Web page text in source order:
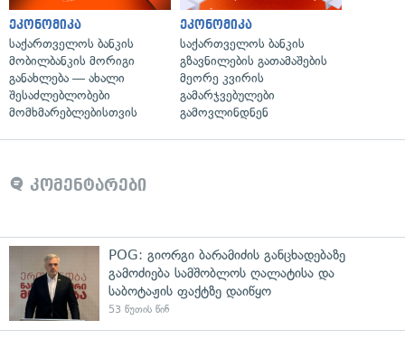
ეკონომიკა
საქართველოს ბანკის
მობილბანკის მორიგი
განახლება — ახალი
შესაძლებლობები
მომხმარებლებისთვის
ეკონომიკა
საქართველოს ბანკის
გზავნილების გათამაშების
მეორე კვირის
გამარჯვებულები
გამოვლინდნენ
კომენტარები
POG: გიორგი ბარამიძის განცხადებაზე
გამოძიება სამშობლოს ღალატისა და
საბოტაჟის ფაქტზე დაიწყო
53 წუთის წინ